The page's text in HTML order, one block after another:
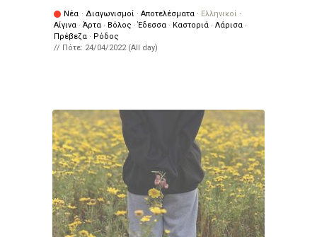
Νέα · Διαγωνισμοί · Αποτελέσματα · Ελληνικοί ·
Αίγινα · Άρτα · Βόλος ·Έδεσσα · Καστοριά · Λάρισα ·
Πρέβεζα · Ρόδος
// Πότε: 24/04/2022 (All day)